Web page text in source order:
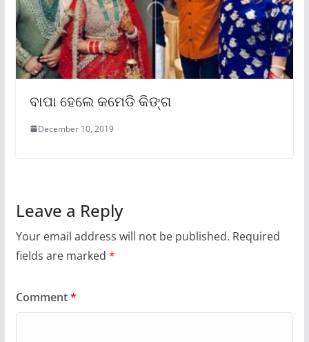
ବାପା ହେଲେ କମେଡି କିଙ୍ଗ
December 10, 2019
Leave a Reply
Your email address will not be published. Required
fields are marked *
Comment*